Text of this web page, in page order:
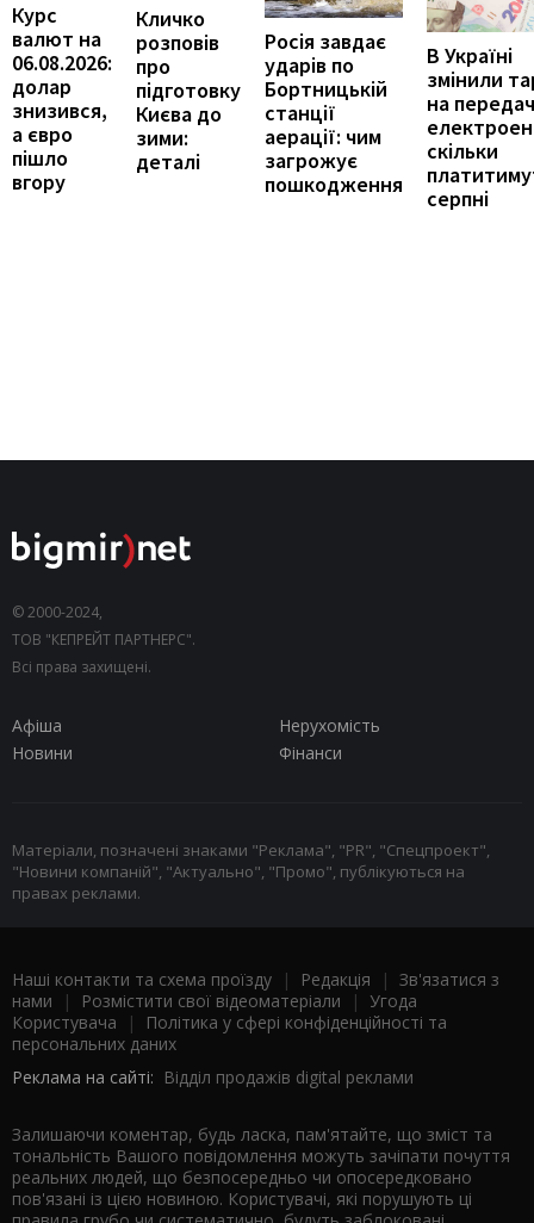
Курс
валют на
06.08.2026:
долар
знизився,
а євро
пішло
вгору
Кличко
розповів
про
підготовку
Києва до
зими:
деталі
Росія завдає
ударів по
Бортницькій
станції
аерації: чим
загрожує
пошкодження
В Україні
змінили
на
скільки
серпні
© 2000-2024,
ТОВ "КЕПРЕЙТ ПАРТНЕРС".
Всі права захищені.
Афіша
Нерухомість
Новини
Фінанси
Матеріали, позначені знаками "Реклама", "PR", "Спецпроект",
"Новини компаній", "Актуально", "Промо", публікуються на
правах реклами.
Наші контакти та схема проїзду | Редакція | Зв'язатися з
нами | Розмістити свої відеоматеріали | Угода
Користувача |
Політика у сфері конфіденційності та
персональних даних
Реклама на сайті: Відділ продажів digital реклами
Залишаючи коментар, будь ласка, пам'ятайте, що зміст та
тональність Вашого повідомлення можуть зачіпати почуття
реальних людей, що безпосередньо чи опосередковано
пов'язані із цією новиною. Користувачі, які порушують ці